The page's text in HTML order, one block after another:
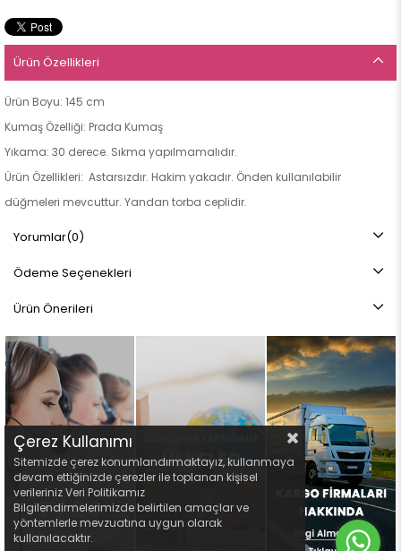
Ürün Özellikleri
Ürün Boyu: 145 cm
Kumaş Özelliği: Prada Kumaş
Yıkama: 30 derece. Sıkma yapılmamalıdır.
Ürün Özellikleri: Astarsızdır. Hakim yakadır. Önden kullanılabilir
düğmeleri mevcuttur. Yandan torba ceplidir.
Not: Ürün renginde konsept fotoğraf çekimlerinden dolayı ton farkı
Yorumlar(0)
Ödeme Seçenekleri
Ürün Önerileri
Çerez Kullanımı
Sitemizde çerez konumlandırmaktayız, kullanmaya
devam ettiğinizde çerezler ile toplanan kişisel
verileriniz Veri Politikamız
Bilgilendirmelerimizde belirtilen amaçlar ve
yöntemlerle mevzuatına uygun olarak
kullanılacaktır.